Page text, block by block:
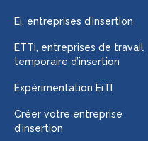
Ei, entreprises d’insertion
ETTi, entreprises de travail
temporaire d’insertion
Expérimentation EiTI
Créer votre entreprise
d’insertion